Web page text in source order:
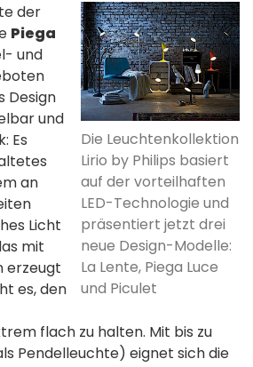
Die Leuchtenkollektion
Lirio by Philips basiert
auf der vorteilhaften
LED-Technologie und
präsentiert jetzt drei
neue Design-Modelle:
La Lente, Piega Luce
und Piculet
der
Piega
und
Design
und
Es
an
Licht
mit
erzeugt
es, den
flach zu halten. Mit bis zu
Pendelleuchte) eignet sich die